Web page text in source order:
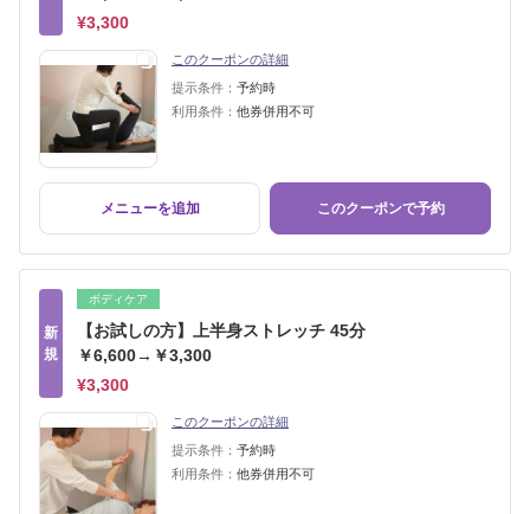
¥3,300
このクーポンの詳細
提示条件： 予約時
利用条件： 他券併用不可
メニューを追加 このクーポンで予約
新
規
ボディケア
【お試しの方】上半身ストレッチ 45分
￥6,600→￥3,300
¥3,300
このクーポンの詳細
提示条件： 予約時
利用条件： 他券併用不可